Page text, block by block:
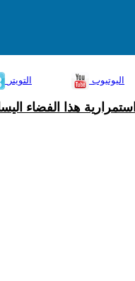
التويتر اليوتيوب
هذا الفضاء